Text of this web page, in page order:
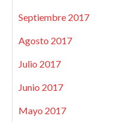
Septiembre 2017
Agosto 2017
Julio 2017
Junio 2017
Mayo 2017